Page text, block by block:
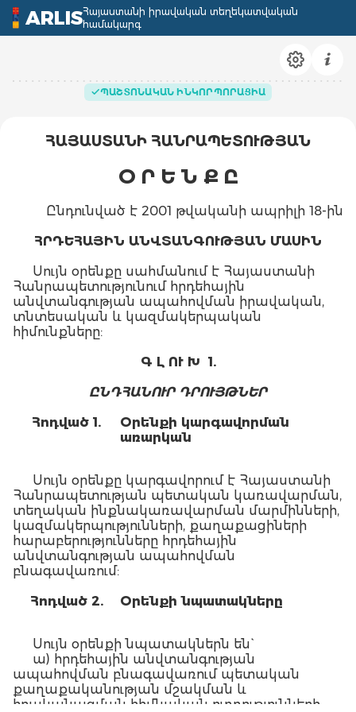
ARLISՀայաստանի իրավական տեղեկատվական
համակարգ
ՊԱՇՏՈՆԱԿԱՆ ԻՆԿՈՐՊՈՐԱՑԻԱ
ՀԱՅԱՍՏԱՆԻ ՀԱՆՐԱՊԵՏՈՒԹՅԱՆ
Օ Ր Ե Ն Ք Ը
Ընդունված է 2001 թվականի ապրիլի 18-ին
ՀՐԴԵՀԱՅԻՆ ԱՆՎՏԱՆԳՈՒԹՅԱՆ ՄԱՍԻՆ
Սույն օրենքը սահմանում է Հայաստանի
Հանրապետությունում հրդեհային
անվտանգության ապահովման իրավական,
տնտեսական և կազմակերպական
հիմունքները:
Գ Լ ՈՒ Խ 1.
ԸՆԴՀԱՆՈՒՐ ԴՐՈՒՅԹՆԵՐ
Հոդված 1.
Օրենքի կարգավորման
առարկան
Սույն օրենքը կարգավորում է Հայաստանի
Հանրապետության պետական կառավարման,
տեղական ինքնակառավարման մարմինների,
կազմակերպությունների, քաղաքացիների
հարաբերությունները հրդեհային
անվտանգության ապահովման
բնագավառում:
Հոդված 2.
Օրենքի նպատակները
Սույն օրենքի նպատակներն են`
ա) հրդեհային անվտանգության
ապահովման բնագավառում պետական
քաղաքականության մշակման և
իրականացման հիմնական ուղղությունների